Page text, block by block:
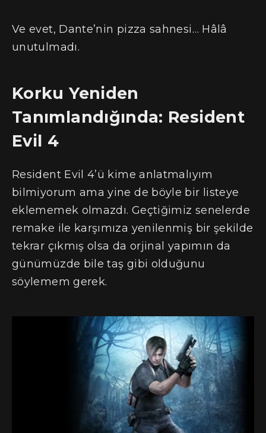
Ve evet, Dante’nin pizza sahnesi… Hâlâ
unutulmadı.
Korku Yeniden
Tanımlandığında: Resident
Evil 4
Resident Evil 4’ü kime anlatmalıyım
bilmiyorum ama yine de böyle bir listeye
eklememek olmazdı. Geçtiğimiz senelerde
remake ile karşımıza yenilenmiş bir şekilde
tekrar çıkmış olsa da orjinal yapımın da
günümüzde bile taş gibi olduğunu
söylemem gerek.